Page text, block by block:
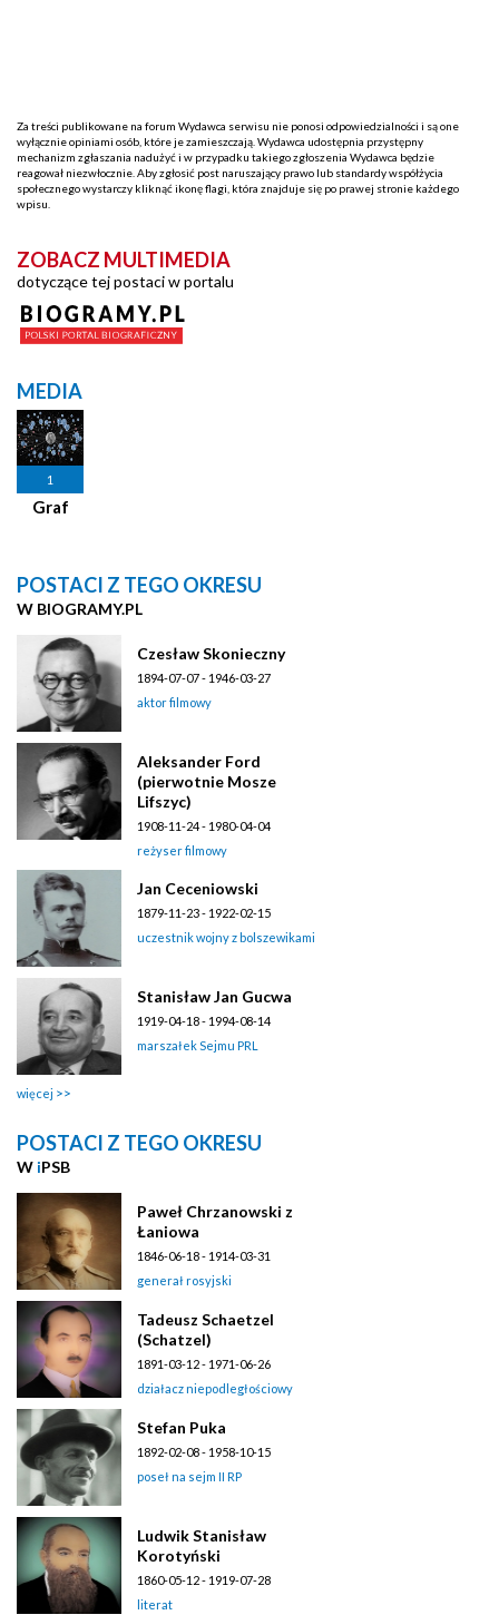
Za treści publikowane na forum Wydawca serwisu nie ponosi odpowiedzialności i są one
wyłącznie opiniami osób, które je zamieszczają. Wydawca udostępnia przystępny
mechanizm zgłaszania nadużyć i w przypadku takiego zgłoszenia Wydawca będzie
reagował niezwłocznie. Aby zgłosić post naruszający prawo lub standardy współżycia
społecznego wystarczy kliknąć ikonę flagi, która znajduje się po prawej stronie każdego
wpisu.
ZOBACZ MULTIMEDIA
dotyczące tej postaci w portalu
MEDIA
1
Graf
POSTACI Z TEGO OKRESU
W BIOGRAMY.PL
Czesław Skonieczny
1894-07-07 - 1946-03-27
aktor filmowy
Aleksander Ford
(pierwotnie Mosze
Lifszyc)
1908-11-24 - 1980-04-04
reżyser filmowy
Jan Ceceniowski
1879-11-23 - 1922-02-15
uczestnik wojny z bolszewikami
Stanisław Jan Gucwa
1919-04-18 - 1994-08-14
marszałek Sejmu PRL
więcej
POSTACI Z TEGO OKRESU
W iPSB
Paweł Chrzanowski z
Łaniowa
1846-06-18 - 1914-03-31
generał rosyjski
Tadeusz Schaetzel
(Schatzel)
1891-03-12 - 1971-06-26
działacz niepodległościowy
Stefan Puka
1892-02-08 - 1958-10-15
poseł na sejm II RP
Ludwik Stanisław
Korotyński
1860-05-12 - 1919-07-28
literat